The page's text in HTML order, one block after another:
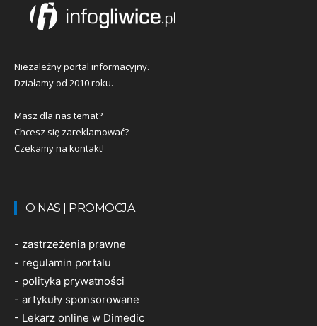
Niezależny portal informacyjny.
Działamy od 2010 roku.
Masz dla nas temat?
Chcesz się zareklamować?
Czekamy na kontakt!
O NAS | PROMOCJA
- zastrzeżenia prawne
- regulamin portalu
- polityka prywatności
- artykuły sponsorowane
- Lekarz online w Dimedic